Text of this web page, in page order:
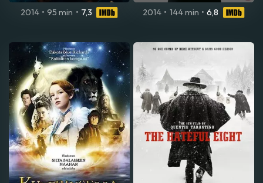
2014 • 95 min • 7,3 2014 • 144 min • 6,8